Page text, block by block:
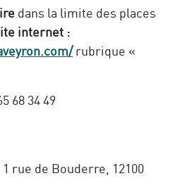
dans la limite des places
internet :
rubrique «
68 34 49
1 rue de Bouderre, 12100